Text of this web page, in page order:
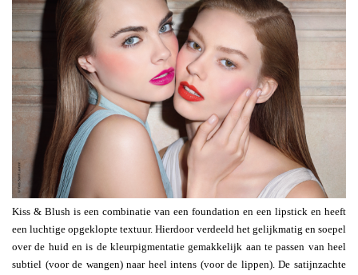
Kiss & Blush is een combinatie van een foundation en een lipstick en heeft
een luchtige opgeklopte textuur. Hierdoor verdeeld het gelijkmatig en soepel
over de huid en is de kleurpigmentatie gemakkelijk aan te passen van heel
subtiel (voor de wangen) naar heel intens (voor de lippen). De satijnzachte